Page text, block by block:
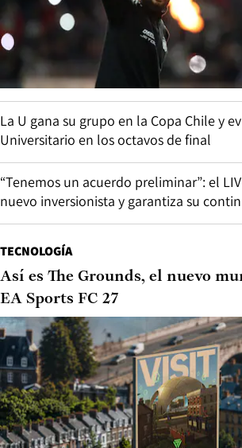
La U gana su grupo en la Copa Chile y
Universitario en los octavos de final
“Tenemos un acuerdo preliminar”: el
nuevo inversionista y garantiza su
TECNOLOGÍA
Así es The Grounds, el nuevo
EA Sports FC 27